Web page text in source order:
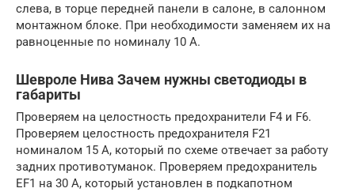
слева, в торце передней панели в салоне, в салонном
монтажном блоке. При необходимости заменяем их на
равноценные по номиналу 10 А.
Шевроле Нива Зачем нужны светодиоды в
габариты
Проверяем на целостность предохранители F4 и F6.
Проверяем целостность предохранителя F21
номиналом 15 А, который по схеме отвечает за работу
задних противотуманок. Проверяем предохранитель
EF1 на 30 А, который установлен в подкапотном